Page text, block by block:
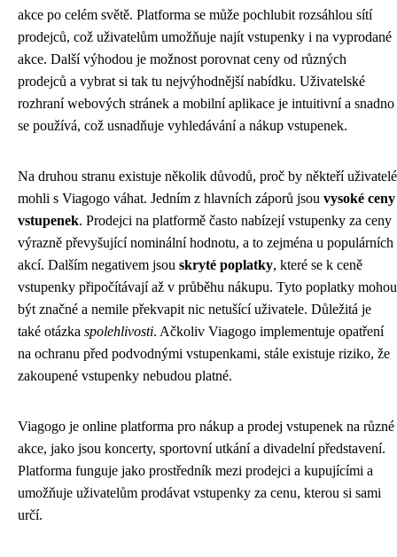
akce po celém světě. Platforma se může pochlubit rozsáhlou sítí
prodejců, což uživatelům umožňuje najít vstupenky i na vyprodané
akce. Další výhodou je možnost porovnat ceny od různých
prodejců a vybrat si tak tu nejvýhodnější nabídku. Uživatelské
rozhraní webových stránek a mobilní aplikace je intuitivní a snadno
se používá, což usnadňuje vyhledávání a nákup vstupenek.
Na druhou stranu existuje několik důvodů, proč by někteří uživatelé
mohli s Viagogo váhat. Jedním z hlavních záporů jsou vysoké ceny
vstupenek. Prodejci na platformě často nabízejí vstupenky za ceny
výrazně převyšující nominální hodnotu, a to zejména u populárních
akcí. Dalším negativem jsou skryté poplatky, které se k ceně
vstupenky připočítávají až v průběhu nákupu. Tyto poplatky mohou
být značné a nemile překvapit nic netušící uživatele. Důležitá je
také otázka spolehlivosti. Ačkoliv Viagogo implementuje opatření
na ochranu před podvodnými vstupenkami, stále existuje riziko, že
zakoupené vstupenky nebudou platné.
Viagogo je online platforma pro nákup a prodej vstupenek na různé
akce, jako jsou koncerty, sportovní utkání a divadelní představení.
Platforma funguje jako prostředník mezi prodejci a kupujícími a
umožňuje uživatelům prodávat vstupenky za cenu, kterou si sami
určí.